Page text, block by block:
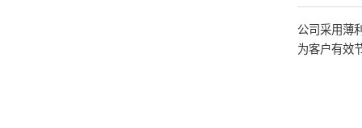
公司采用薄
为客户有效